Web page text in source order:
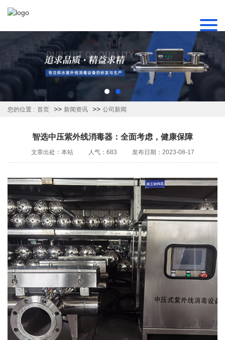
您的位置 : 首页 >> 新闻资讯 >> 公司新闻
智选中压紫外线消毒器：全面考虑，健康保障
文章出处：本站 人气：683 发布日期：2023-08-17